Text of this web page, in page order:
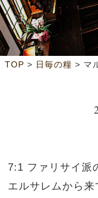
TOP > 日毎の糧 > マ
7:1 ファリサイ派
エルサレムから来